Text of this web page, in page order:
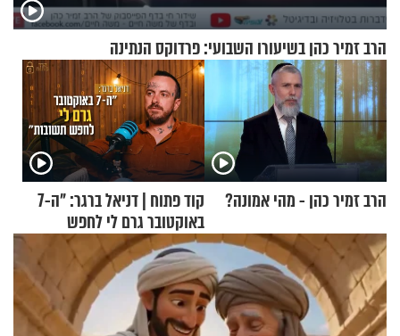
הרב זמיר כהן בשיעורו השבועי: פרדוקס הנתינה
הרב זמיר כהן - מהי אמונה?
קוד פתוח | דניאל ברגר: "ה-7
באוקטובר גרם לי לחפש
תשובות"